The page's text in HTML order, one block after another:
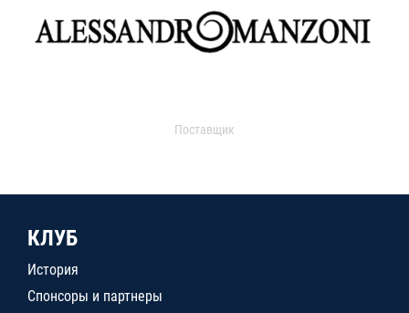
Поставщик
КЛУБ
История
Спонсоры и партнеры